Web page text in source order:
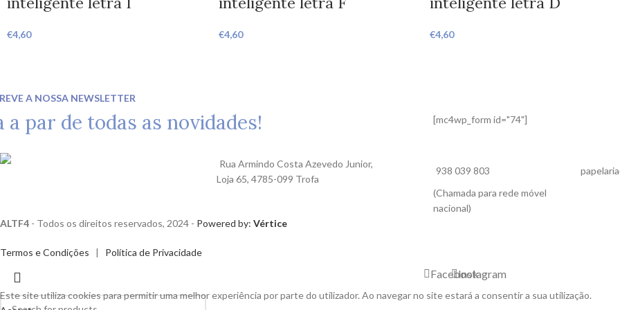
€4,60 €4,60 €4,60
A NOSSA NEWSLETTER
a par de todas as novidades! [mc4wp_form id="74"]
Rua Armindo Costa Azevedo Junior,
Loja 65, 4785-099 Trofa
938 039 803
(Chamada para rede móvel
nacional)
ALTF4 - Todos os direitos reservados, 2024 - Powered by: Vértice
Termos e Condições | Política de Privacidade
FacebookInstagram
Este site utiliza cookies para permitir uma melhor experiência por parte do utilizador. Ao navegar no site estará a consentir a sua utilização.